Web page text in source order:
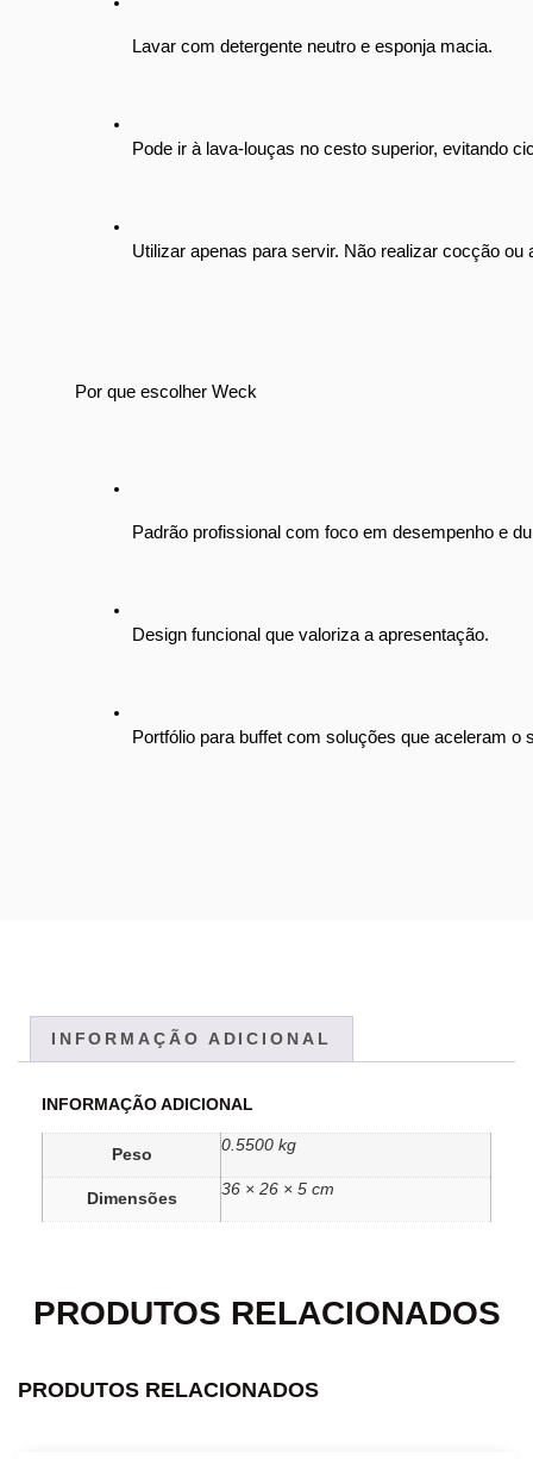
Lavar com detergente neutro e esponja macia.
Pode ir à lava-louças no cesto superior, evitando
Utilizar apenas para servir. Não realizar cocção ou
Por que escolher Weck
Padrão profissional com foco em desempenho e
Design funcional que valoriza a apresentação.
Portfólio para buffet com soluções que aceleram o
INFORMAÇÃO ADICIONAL
INFORMAÇÃO ADICIONAL
Peso
0.5500 kg
Dimensões
36 × 26 × 5 cm
PRODUTOS RELACIONADOS
PRODUTOS RELACIONADOS